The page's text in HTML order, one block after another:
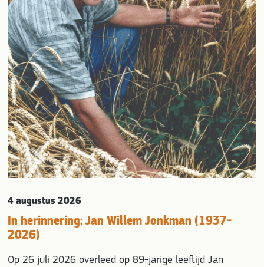
In herinnering: Jan Willem Jonkman (1937-
2026)
4 augustus 2026
Op 26 juli 2026 overleed op 89-jarige leeftijd Jan